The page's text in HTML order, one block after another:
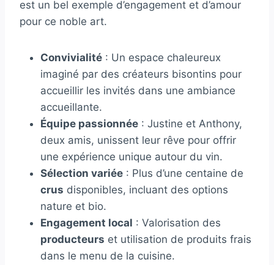
est un bel exemple d’engagement et d’amour
pour ce noble art.
Convivialité : Un espace chaleureux
imaginé par des créateurs bisontins pour
accueillir les invités dans une ambiance
accueillante.
Équipe passionnée : Justine et Anthony,
deux amis, unissent leur rêve pour offrir
une expérience unique autour du vin.
Sélection variée : Plus d’une centaine de
crus disponibles, incluant des options
nature et bio.
Engagement local : Valorisation des
producteurs et utilisation de produits frais
dans le menu de la cuisine.